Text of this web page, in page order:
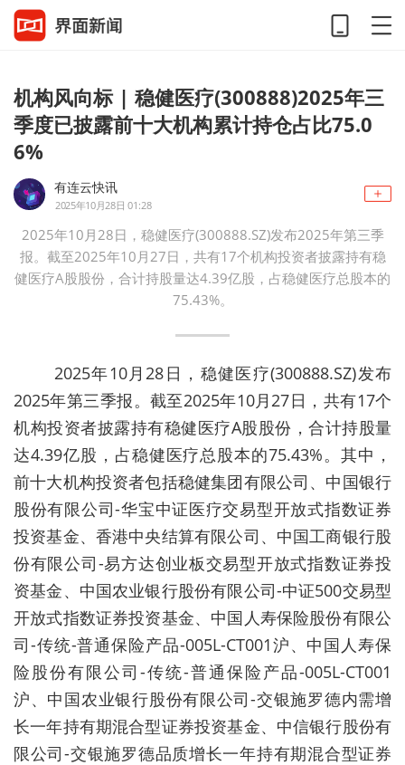
机构风向标 | 稳健医疗(300888)2025年三
季度已披露前十大机构累计持仓占比75.0
6%
有连云快讯
2025年10月28日 01:28
2025年10月28日，稳健医疗(300888.SZ)发布2025年第三季
报。截至2025年10月27日，共有17个机构投资者披露持有稳
健医疗A股股份，合计持股量达4.39亿股，占稳健医疗总股本的
75.43%。
2025年10月28日，稳健医疗(300888.SZ)发布
2025年第三季报。截至2025年10月27日，共有17个
机构投资者披露持有稳健医疗A股股份，合计持股量
达4.39亿股，占稳健医疗总股本的75.43%。其中，
前十大机构投资者包括稳健集团有限公司、中国银行
股份有限公司-华宝中证医疗交易型开放式指数证券
投资基金、香港中央结算有限公司、中国工商银行股
份有限公司-易方达创业板交易型开放式指数证券投
资基金、中国农业银行股份有限公司-中证500交易型
开放式指数证券投资基金、中国人寿保险股份有限公
司-传统-普通保险产品-005L-CT001沪、中国人寿保
险股份有限公司-传统-普通保险产品-005L-CT001
沪、中国农业银行股份有限公司-交银施罗德内需增
长一年持有期混合型证券投资基金、中信银行股份有
限公司-交银施罗德品质增长一年持有期混合型证券